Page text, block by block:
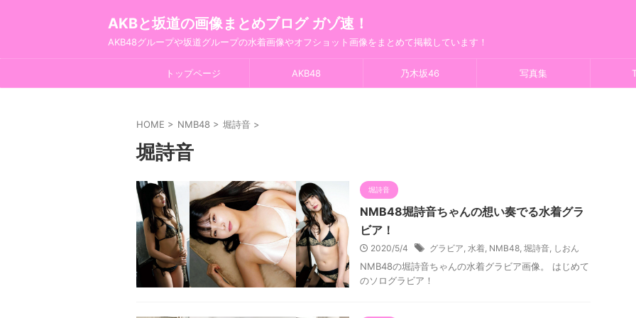
AKBと坂道の画像まとめブログ ガゾ速！
AKB48グループや坂道グループの水着画像やオフショット画像をまとめて掲載しています！
トップページ AKB48 乃木坂46 写真集
HOME > NMB48 > 堀詩音 >
堀詩音
堀詩音
NMB48堀詩音ちゃんの想い奏でる水着グラ
ビア！
2020/5/4 グラビア, 水着, NMB48, 堀詩音, しおん
NMB48の堀詩音ちゃんの水着グラビア画像。 はじめて
のソログラビア！